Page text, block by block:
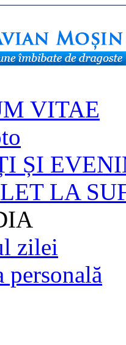
VITAE
ȘI
LA
zilei